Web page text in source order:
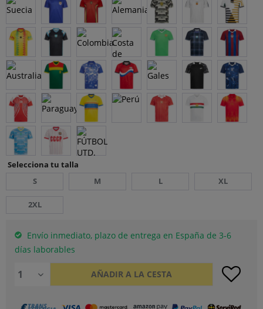
Selecciona tu talla
S
M L XL
2XL
Envío inmediato, plazo de entrega en España de 3-6
días laborables
AÑADIR A LA CESTA